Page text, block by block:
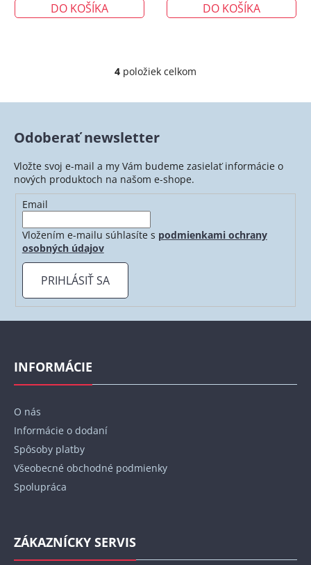
DO KOŠÍKA DO KOŠÍKA
O
l
d
c
i
e
r
v
ý
p
4 položiek celkom
Odoberať newsletter
Vložte svoj e-mail a my Vám budeme zasielať informácie o
nových produktoch na našom e-shope.
Email
Vložením e-mailu súhlasíte s podmienkami ochrany
osobných údajov
PRIHLÁSIŤ SA
Z
INFORMÁCIE
O nás
Informácie o dodaní
Spôsoby platby
Všeobecné obchodné podmienky
Spolupráca
ZÁKAZNÍCKY SERVIS